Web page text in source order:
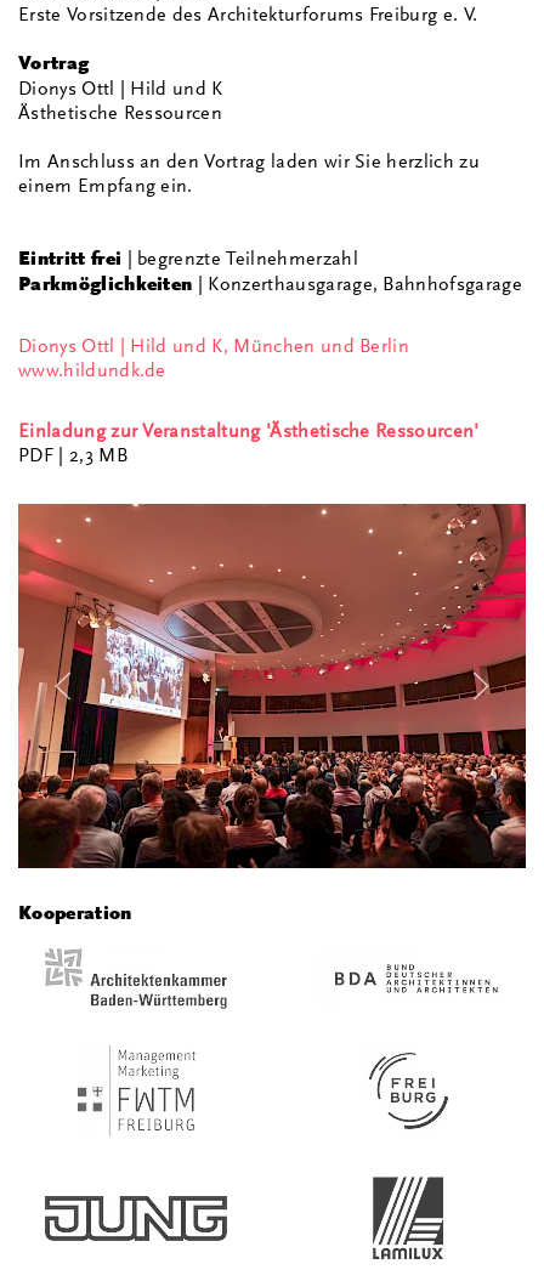
Erste Vorsitzende des Architekturforums Freiburg e. V.
Vortrag
Dionys Ottl | Hild und K
Ästhetische Ressourcen
Im Anschluss an den Vortrag laden wir Sie herzlich zu
einem Empfang ein.
Eintritt frei | begrenzte Teilnehmerzahl
Parkmöglichkeiten | Konzerthausgarage, Bahnhofsgarage
Dionys Ottl | Hild und K, München und Berlin
www.hildundk.de
Einladung zur Veranstaltung 'Ästhetische Ressourcen'
PDF| 2,3 MB
Kooperation